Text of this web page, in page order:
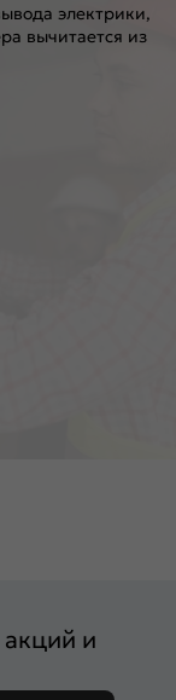
электрики,
вычитается из
и